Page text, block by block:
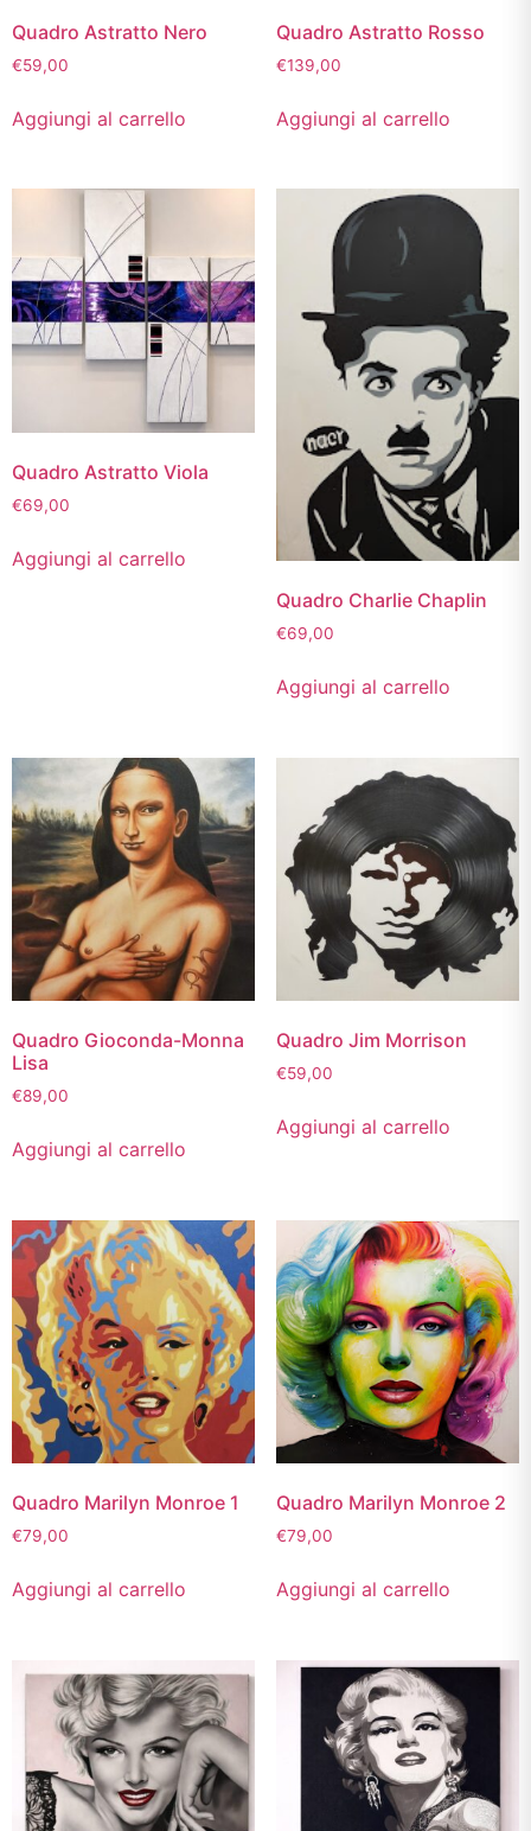
Quadro Astratto Nero
€59,00
Aggiungi al carrello
Quadro Astratto Rosso
€139,00
Aggiungi al carrello
Quadro Astratto Viola
€69,00
Aggiungi al carrello
Quadro Charlie Chaplin
€69,00
Aggiungi al carrello
Quadro Gioconda-Monna
Lisa
€89,00
Aggiungi al carrello
Quadro Jim Morrison
€59,00
Aggiungi al carrello
Quadro Marilyn Monroe 1
€79,00
Aggiungi al carrello
Quadro Marilyn Monroe 2
€79,00
Aggiungi al carrello